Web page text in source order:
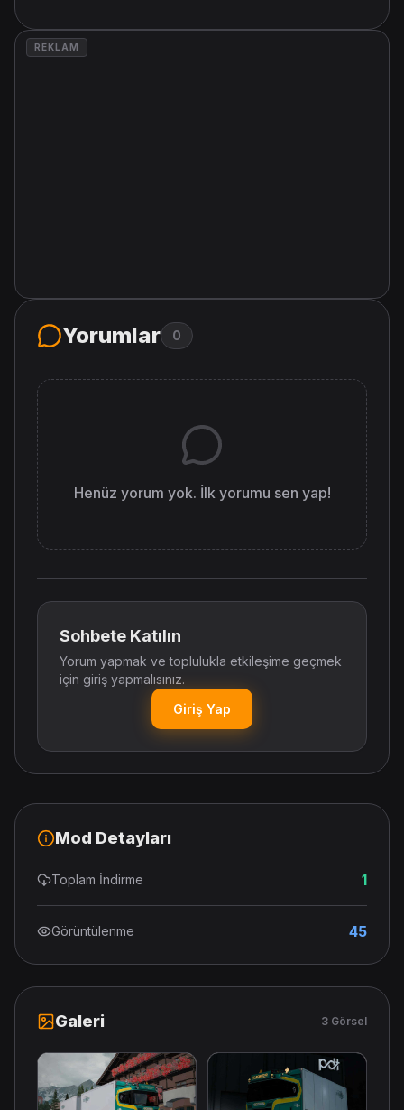
REKLAM
Yorumlar 0
Henüz yorum yok. İlk yorumu sen yap!
Sohbete Katılın
Yorum yapmak ve toplulukla etkileşime geçmek
için giriş yapmalısınız.
Giriş Yap
Mod Detayları
Toplam İndirme 1
Görüntülenme 45
Galeri 3 Görsel